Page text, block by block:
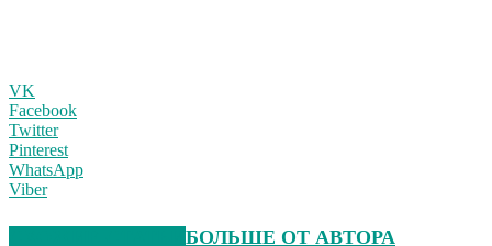
VK
Facebook
Twitter
Pinterest
WhatsApp
Viber
БОЛЬШЕ ОТ АВТОРА